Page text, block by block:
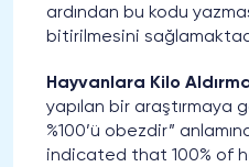
ardından bu kodu
bitirilmesini
Hayvanlara Kilo
yapılan bir araştırmaya
%100’ü obezdir”
indicated that 100% of